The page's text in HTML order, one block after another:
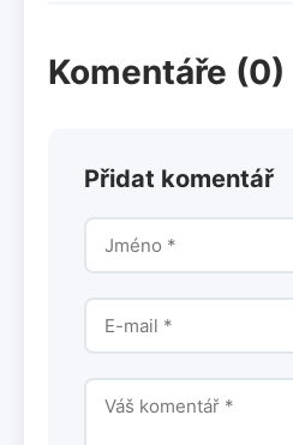
Komentáře (0)
Přidat komentář